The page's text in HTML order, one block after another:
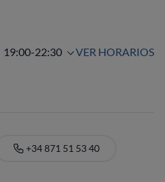
19:00-22:30 VER HORARIOS
+34 871 51 53 40